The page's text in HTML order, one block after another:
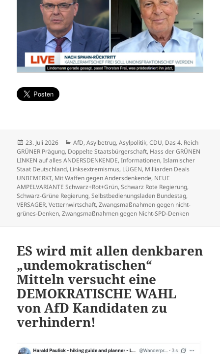
Veröffentlicht
am
23. Juli 2026 Kategorien
AfD,Asylbetrug,Asylpolitik,CDU, Das 4. Reich
GRÜNER Prägung, Doppelte Staatsbürgerschaft, Hass der GRÜNEN
LINKEN auf alles ANDERSDENKENDE,Informationen,Islamischer
Staat Deutschland, Linksextremismus, LÜGEN, Milliarden Deals
UNBEMERKT, Mit Waffen gegen Andersdenkende, NEUE
AMPELVARIANTE Schwarz+Rot+Grün,Schwarz Rote Regierung,
Schwarz-Grüne Regierung,Selbstbedienungsladen Bundestag,
VERSAGER,Vetternwirtschaft,Zwangsmaßnahmen gegen nicht-
grünes-Denken,Zwangsmaßnahmen gegen Nicht-SPD-Denken
ES wird mit allen denkbaren
„undemokratischen“
Mitteln versucht eine
DEMOKRATISCHE WAHL
von AfD Kandidaten zu
verhindern!